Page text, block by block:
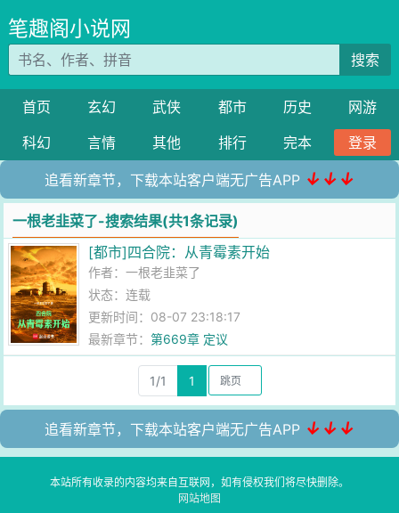
笔趣阁小说网
搜索
首页 玄幻 武侠 都市 历史
网游
科幻
言情 其他 排行 完本 登录
追看新章节，下载本站客户端无广告APP ↓↓↓
一根老韭菜了-搜索结果(共1条记录)
[都市]四合院：从青霉素开始
作者：一根老韭菜了
状态：连载
更新时间：08-07 23:18:17
最新章节：第669章 定议
1/1 1
追看新章节，下载本站客户端无广告APP ↓↓↓
本站所有收录的内容均来自互联网，如有侵权我们将尽快删除。
网站地图